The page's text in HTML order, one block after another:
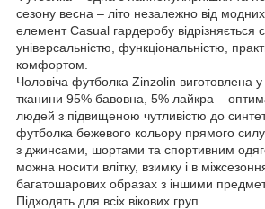
сезону весна – літо незалежно від
елемент Casual гардеробу відрізняється
універсальністю, функціональністю,
комфортом.
Чоловіча футболка Zinzolin виготовлена
тканини 95% бавовна, 5% лайкра –
людей з підвищеною чутливістю до
футболка бежевого кольору прямого
з джинсами, шортами та спортивним
можна носити влітку, взимку і в
багатошарових образах з іншими
Підходять для всіх вікових груп.